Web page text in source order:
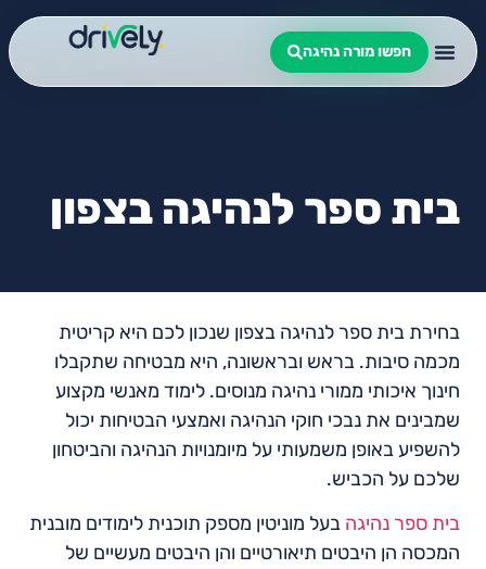
חפשו מורה נהיגה
בית ספר לנהיגה בצפון
בחירת בית ספר לנהיגה בצפון שנכון לכם היא קריטית
מכמה סיבות. בראש ובראשונה, היא מבטיחה שתקבלו
חינוך איכותי ממורי נהיגה מנוסים. לימוד מאנשי מקצוע
שמבינים את נבכי חוקי הנהיגה ואמצעי הבטיחות יכול
להשפיע באופן משמעותי על מיומנויות הנהיגה והביטחון
שלכם על הכביש.
בית ספר נהיגה בעל מוניטין מספק תוכנית לימודים מובנית
המכסה הן היבטים תיאורטיים והן היבטים מעשיים של